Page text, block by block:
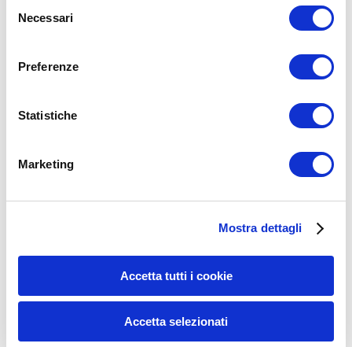
delNecessari
Preferenze
Statistiche
Marketing
Mostra dettagli
Accetta tutti i cookie
Accetta selezionati
Addominali(99)
(1.800)
Allenamento Braccia(9)
Allenamento con il TRX(36)